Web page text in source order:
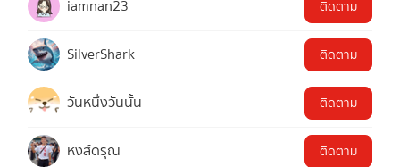
iamnan23 ติดตาม
SilverShark ติดตาม
วันหนึ่งวันนั้น ติดตาม
หงส์ดรุณ ติดตาม